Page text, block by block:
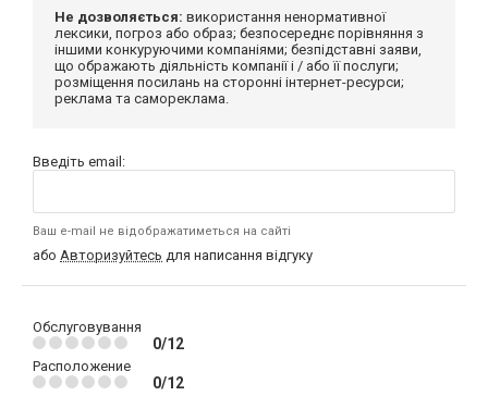
Не дозволяється: використання ненормативної
лексики, погроз або образ; безпосереднє порівняння з
іншими конкуруючими компаніями; безпідставні заяви,
що ображають діяльність компанії і / або її послуги;
розміщення посилань на сторонні інтернет-ресурси;
реклама та самореклама.
Введіть email:
Ваш e-mail не відображатиметься на сайті
або Авторизуйтесь для написання відгуку
Обслуговування
0/12
Расположение
0/12